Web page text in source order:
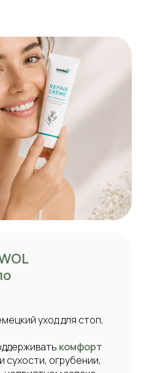
уход для стоп,
комфорт
сухости, огрубении,